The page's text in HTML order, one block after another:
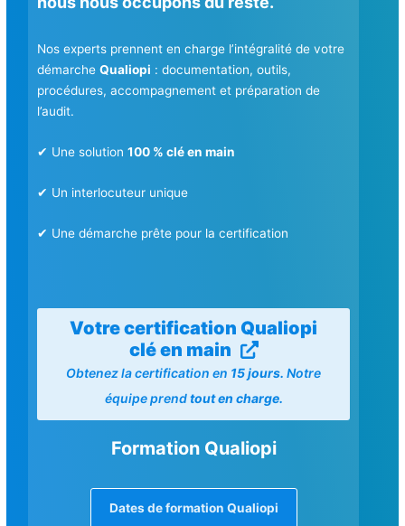
Nos experts prennent en charge l’intégralité de votre
démarcheQualiopi : documentation, outils,
procédures, accompagnement et préparation de
l’audit.
✔ Une solution100 % clé en main
✔ Un interlocuteur unique
✔ Une démarche prête pour la certification
Votre certification Qualiopi
clé en main
Obtenez la certification en 15 jours. Notre
équipe prendtout en charge.
Formation Qualiopi
Dates de formation Qualiopi